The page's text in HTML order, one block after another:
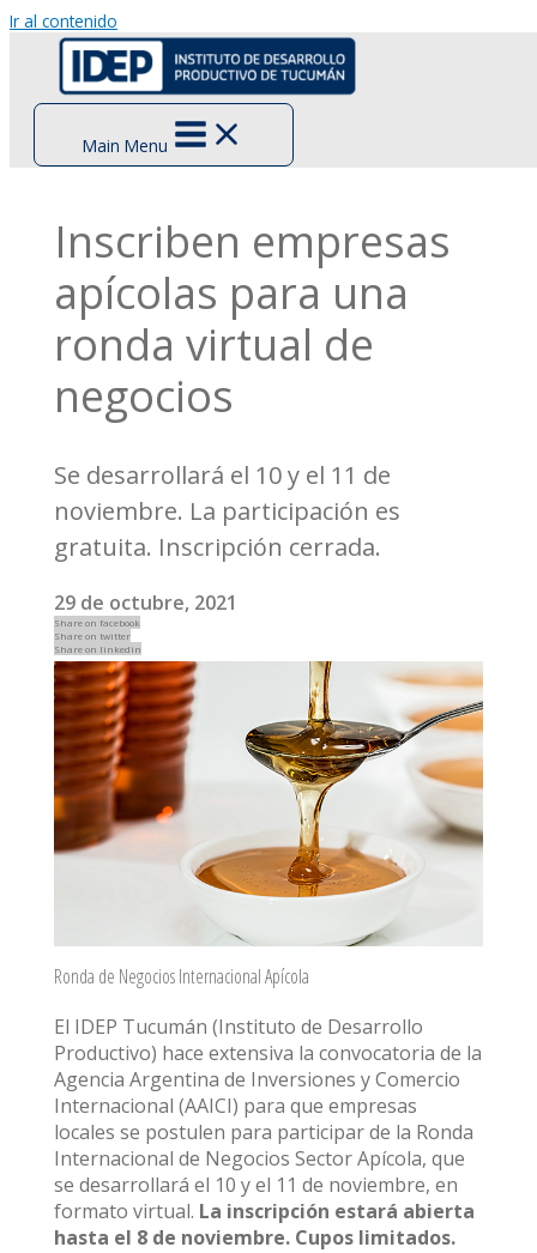
Ir al contenido
Main Menu
Inscriben empresas
apícolas para una
ronda virtual de
negocios
Se desarrollará el 10 y el 11 de
noviembre. La participación es
gratuita. Inscripción cerrada.
29 de octubre, 2021
Share on facebook
Share on twitter
Share on linkedin
Ronda de Negocios Internacional Apícola
El IDEP Tucumán (Instituto de Desarrollo
Productivo) hace extensiva la convocatoria de la
Agencia Argentina de Inversiones y Comercio
Internacional (AAICI) para que empresas
locales se postulen para participar de la Ronda
Internacional de Negocios Sector Apícola, que
se desarrollará el 10 y el 11 de noviembre, en
formato virtual. La inscripción estará abierta
hasta el 8 de noviembre. Cupos limitados.